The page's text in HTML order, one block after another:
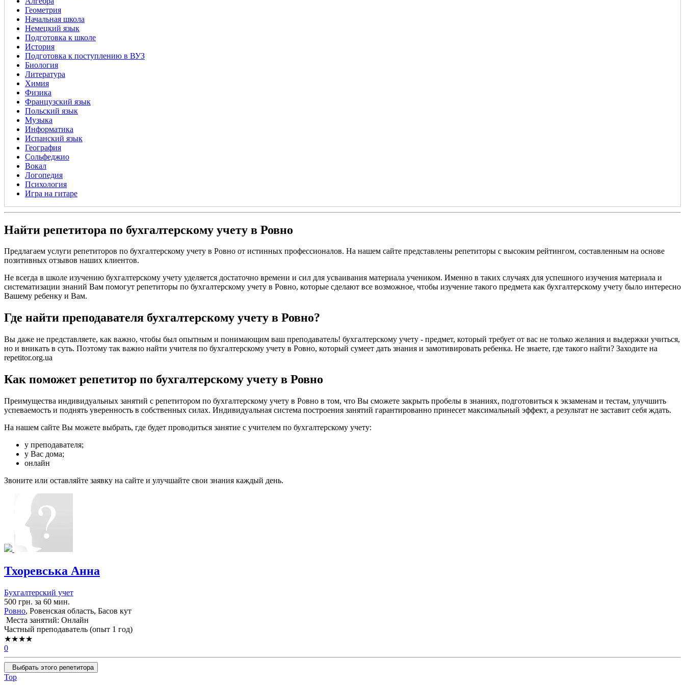
Геометрия
Начальная школа
Немецкий язык
Подготовка к школе
История
Подготовка к поступлению в ВУЗ
Биология
Литература
Химия
Физика
Французский язык
Польский язык
Музыка
Информатика
Испанский язык
География
Сольфеджио
Вокал
Логопедия
Психология
Игра на гитаре
Найти репетитора по бухгалтерскому учету в Ровно
Предлагаем услуги репетиторов по бухгалтерскому учету в Ровно от истинных профессионалов. На нашем сайте представлены репетиторы с высоким рейтингом, составленным на основе
позитивных отзывов наших клиентов.
Не всегда в школе изучению бухгалтерскому учету уделяется достаточно времени и сил для усваивания материала учеником. Именно в таких случаях для успешного изучения материала и
систематизации знаний Вам помогут репетиторы по бухгалтерскому учету в Ровно, которые сделают все возможное, чтобы изучение такого предмета как бухгалтерскому учету было интересно
Вашему ребенку и Вам.
Где найти преподавателя бухгалтерскому учету в Ровно?
Вы даже не представляете, как важно, чтобы был опытным и понимающим ваш преподаватель! бухгалтерскому учету - предмет, который требует от вас не только желания и выдержки учиться,
но и вникать в суть. Поэтому так важно найти учителя по бухгалтерскому учету в Ровно, который сумеет дать знания и замотивировать ребенка. Не знаете, где такого найти? Заходите на
repetitor.org.ua
Как поможет репетитор по бухгалтерскому учету в Ровно
Преимущества индивидуальных занятий с репетитором по бухгалтерскому учету в Ровно в том, что Вы сможете закрыть пробелы в знаниях, подготовиться к экзаменам и тестам, улучшить
успеваемость и поднять уверенность в собственных силах. Индивидуальная система построения занятий гарантированно принесет максимальный эффект, а результат не заставит себя ждать.
На нашем сайте Вы можете выбрать, где будет проводиться занятие с учителем по бухгалтерскому учету:
у преподавателя;
у Вас дома;
онлайн
Звоните или оставляйте заявку на сайте и улучшайте свои знания каждый день.
Тхоревська Анна
Бухгалтерский учет
500 грн. за 60 мин.
Ровно, Ровенская область, Басов кут
Места занятий: Онлайн
Частный преподаватель (опыт 1 год)
★★★★
0
Выбрать этого репетитора
Top